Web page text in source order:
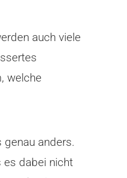
auch viele
welche
anders.
es dabei nicht